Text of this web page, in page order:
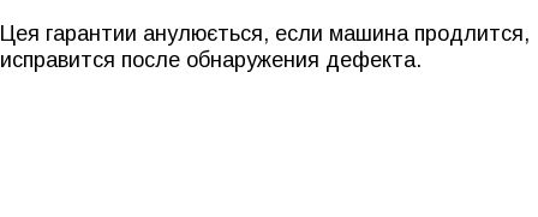
Цея гарантии анулюється, если машина продлится,
исправится после обнаружения дефекта.